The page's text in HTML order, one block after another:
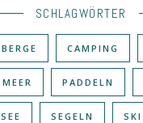
SCHLAGWÖRTER
BERGE CAMPING
MEER PADDELN
SEE SEGELN SKI